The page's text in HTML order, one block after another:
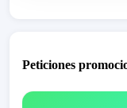
Peticiones